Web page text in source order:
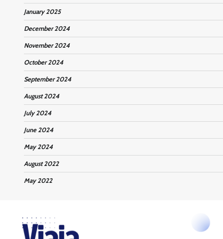
January 2025
December 2024
November 2024
October 2024
September 2024
August 2024
July 2024
June 2024
May 2024
August 2022
May 2022